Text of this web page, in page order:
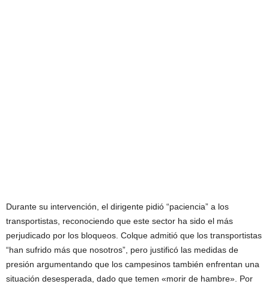
Durante su intervención, el dirigente pidió “paciencia” a los
transportistas, reconociendo que este sector ha sido el más
perjudicado por los bloqueos. Colque admitió que los transportistas
“han sufrido más que nosotros”, pero justificó las medidas de
presión argumentando que los campesinos también enfrentan una
situación desesperada, dado que temen «morir de hambre». Por